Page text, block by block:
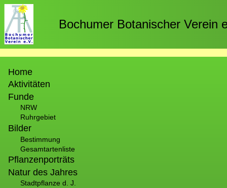
Direkt
zum
Inhalt
Bochumer Botanischer Verein
Home
Aktivitäten
Funde
NRW
Ruhrgebiet
Bilder
Bestimmung
Gesamtartenliste
Pflanzenporträts
Natur des Jahres
Stadtpflanze d. J.